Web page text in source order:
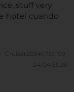
stuff very
hotel cuando
Cruiser20340750109.
24/04/2026